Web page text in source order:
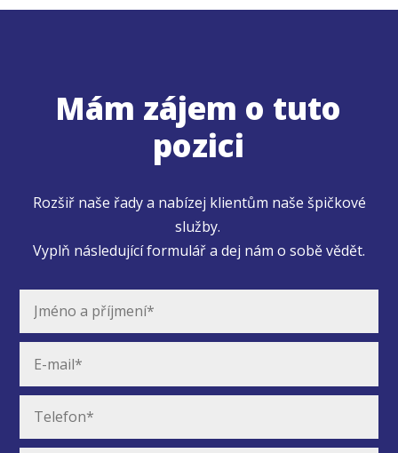
Mám zájem o tuto
pozici
Rozšiř naše řady a nabízej klientům naše špičkové
služby.
Vyplň následující formulář a dej nám o sobě vědět.